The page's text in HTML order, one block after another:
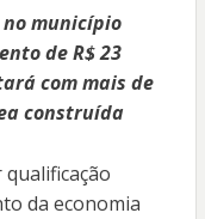
município
de R$ 23
com mais de
construída
da economia